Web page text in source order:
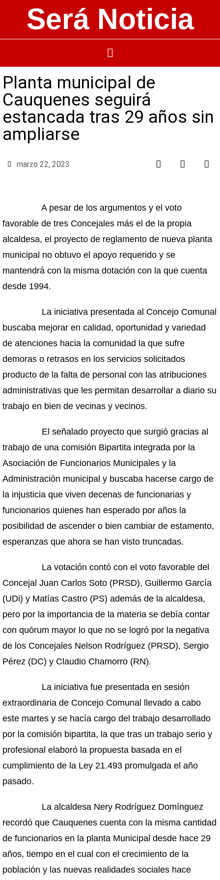
Será Noticia
Planta municipal de
Cauquenes seguirá
estancada tras 29 años sin
ampliarse
marzo 22, 2023
A pesar de los argumentos y el voto
favorable de tres Concejales más el de la propia
alcaldesa, el proyecto de reglamento de nueva planta
municipal no obtuvo el apoyo requerido y se
mantendrá con la misma dotación con la que cuenta
desde 1994.
La iniciativa presentada al Concejo Comunal
buscaba mejorar en calidad, oportunidad y variedad
de atenciones hacia la comunidad la que sufre
demoras o retrasos en los servicios solicitados
producto de la falta de personal con las atribuciones
administrativas que les permitan desarrollar a diario su
trabajo en bien de vecinas y vecinos.
El señalado proyecto que surgió gracias al
trabajo de una comisión Bipartita integrada por la
Asociación de Funcionarios Municipales y la
Administración municipal y buscaba hacerse cargo de
la injusticia que viven decenas de funcionarias y
funcionarios quienes han esperado por años la
posibilidad de ascender o bien cambiar de estamento,
esperanzas que ahora se han visto truncadas.
La votación contó con el voto favorable del
Concejal Juan Carlos Soto (PRSD), Guillermo García
(UDi) y Matías Castro (PS) además de la alcaldesa,
pero por la importancia de la materia se debía contar
con quórum mayor lo que no se logró por la negativa
de los Concejales Nelson Rodríguez (PRSD), Sergio
Pérez (DC) y Claudio Chamorro (RN).
La iniciativa fue presentada en sesión
extraordinaria de Concejo Comunal llevado a cabo
este martes y se hacía cargo del trabajo desarrollado
por la comisión bipartita, la que tras un trabajo serio y
profesional elaboró la propuesta basada en el
cumplimiento de la Ley 21.493 promulgada el año
pasado.
La alcaldesa Nery Rodríguez Domínguez
recordó que Cauquenes cuenta con la misma cantidad
de funcionarios en la planta Municipal desde hace 29
años, tiempo en el cual con el crecimiento de la
población y las nuevas realidades sociales hace